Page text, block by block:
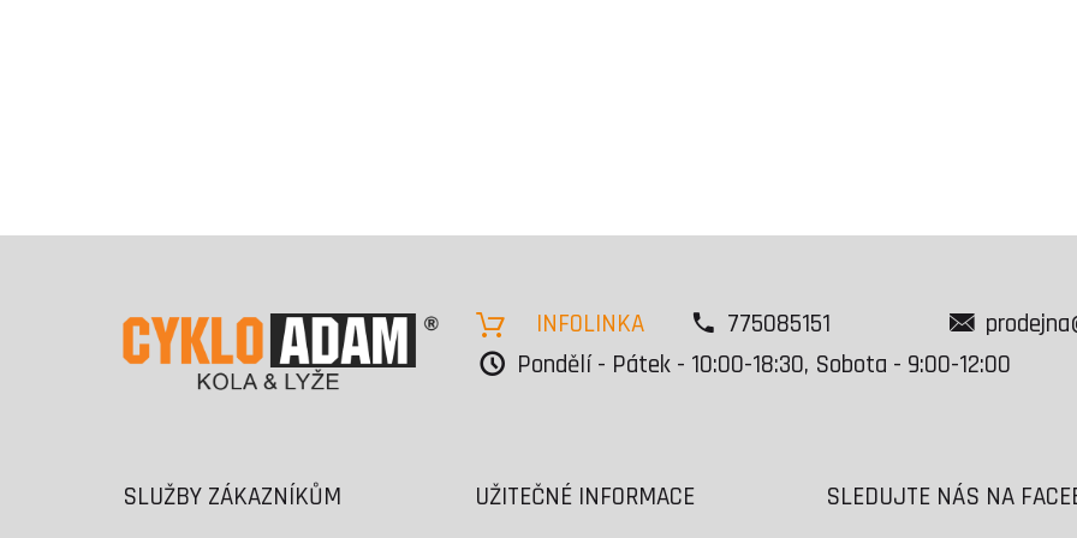
INFOLINKA 775085151
Pondělí - Pátek - 10:00-18:30, Sobota - 9:00-12:00
SLUŽBY ZÁKAZNÍKŮM UŽITEČNÉ INFORMACE SLEDUJTE NÁS NA